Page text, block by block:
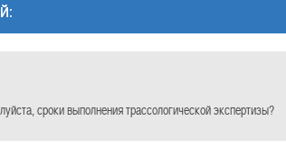
сроки выполнения трассологической экспертизы?